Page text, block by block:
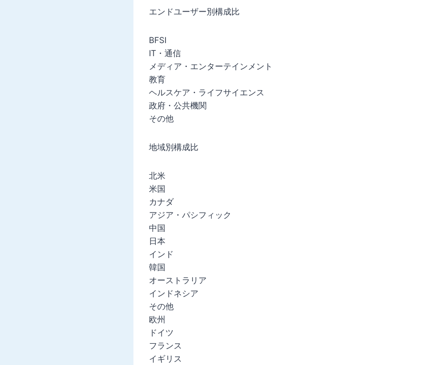
エンドユーザー別構成比
BFSI
IT・通信
メディア・エンターテインメント
教育
ヘルスケア・ライフサイエンス
政府・公共機関
その他
地域別構成比
北米
米国
カナダ
アジア・パシフィック
中国
日本
インド
韓国
オーストラリア
インドネシア
その他
欧州
ドイツ
フランス
イギリス